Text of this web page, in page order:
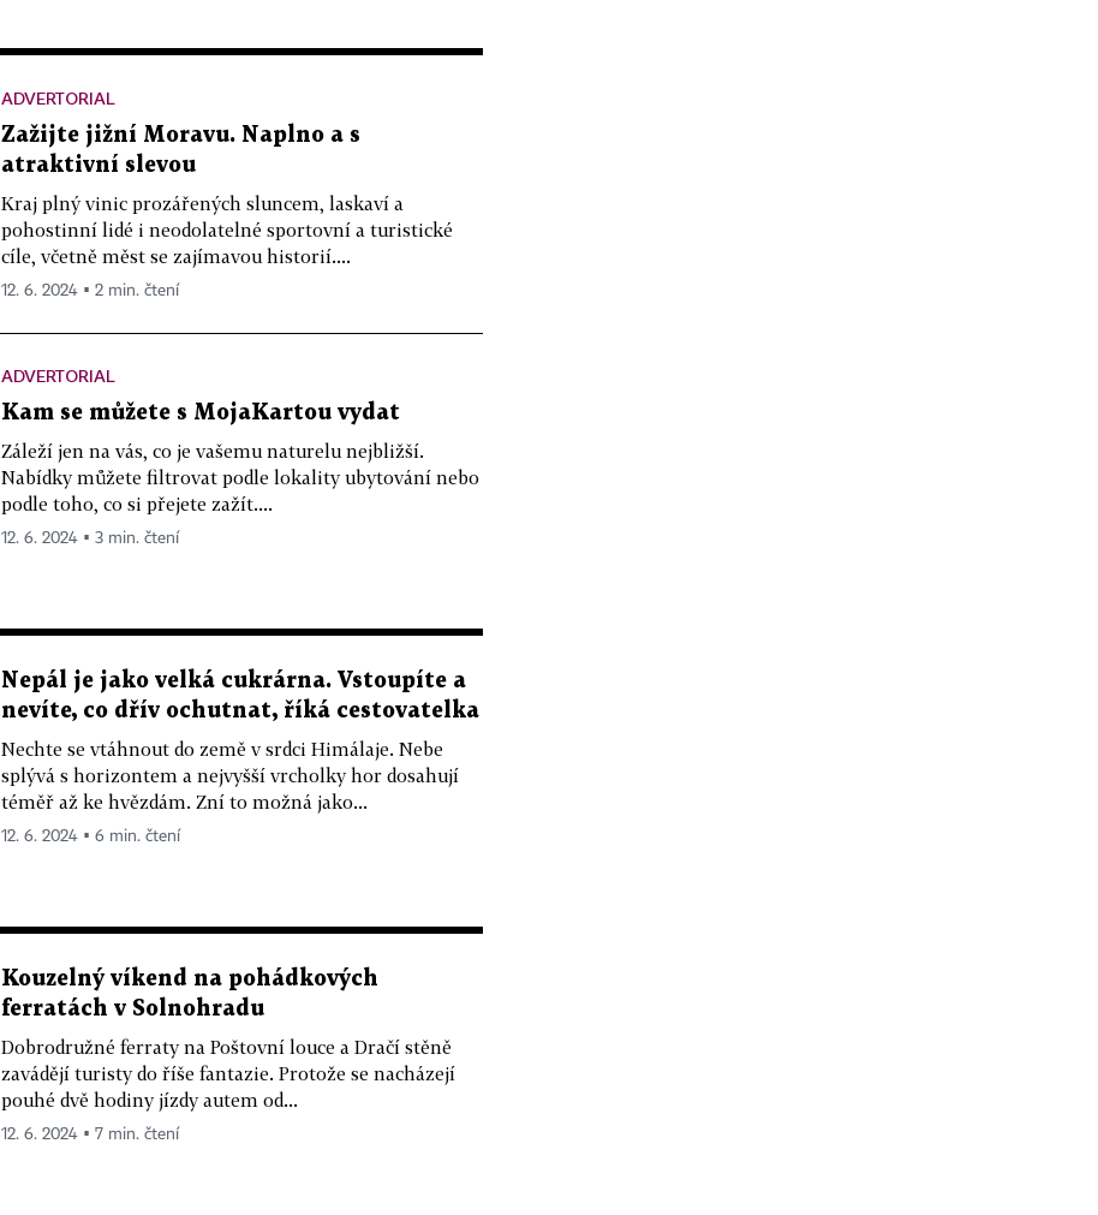
ADVERTORIAL
Zažijte jižní Moravu. Naplno a s
atraktivní slevou
Kraj plný vinic prozářených sluncem, laskaví a
pohostinní lidé i neodolatelné sportovní a turistické
cíle, včetně měst se zajímavou historií....
12. 6. 2024 ▪ 2 min. čtení
ADVERTORIAL
Kam se můžete s MojaKartou vydat
Záleží jen na vás, co je vašemu naturelu nejbližší.
Nabídky můžete filtrovat podle lokality ubytování nebo
podle toho, co si přejete zažít....
12. 6. 2024 ▪ 3 min. čtení
Nepál je jako velká cukrárna. Vstoupíte a
nevíte, co dřív ochutnat, říká cestovatelka
Nechte se vtáhnout do země v srdci Himálaje. Nebe
splývá s horizontem a nejvyšší vrcholky hor dosahují
téměř až ke hvězdám. Zní to možná jako...
12. 6. 2024 ▪ 6 min. čtení
Kouzelný víkend na pohádkových
ferratách v Solnohradu
Dobrodružné ferraty na Poštovní louce a Dračí stěně
zavádějí turisty do říše fantazie. Protože se nacházejí
pouhé dvě hodiny jízdy autem od...
12. 6. 2024 ▪ 7 min. čtení